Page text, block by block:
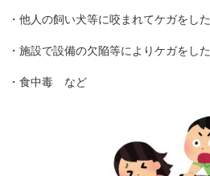
・他人の飼い犬等に咬まれてケガをした
・施設で設備の欠陥等によりケガをした
・食中毒 など